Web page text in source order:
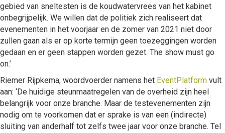
gebied van sneltesten is de koudwatervrees van het kabinet
onbegrijpelijk. We willen dat de politiek zich realiseert dat
evenementen in het voorjaar en de zomer van 2021 niet door
zullen gaan als er op korte termijn geen toezeggingen worden
gedaan en er geen stappen worden gezet. The show must go
on.’
Riemer Rijpkema, woordvoerder namens het EventPlatform vult
aan: ‘De huidige steunmaatregelen van de overheid zijn heel
belangrijk voor onze branche. Maar de testevenementen zijn
nodig om te voorkomen dat er sprake is van een (indirecte)
sluiting van anderhalf tot zelfs twee jaar voor onze branche. Tel